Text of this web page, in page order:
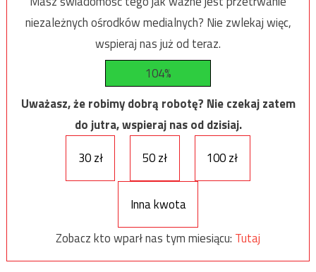
niezależnych ośrodków medialnych? Nie zwlekaj więc,
wspieraj nas już od teraz.
104%
Uważasz, że robimy dobrą robotę? Nie czekaj zatem
do jutra, wspieraj nas od dzisiaj.
30 zł
50 zł 100 zł
Inna kwota
Zobacz kto wparł nas tym miesiącu: Tutaj